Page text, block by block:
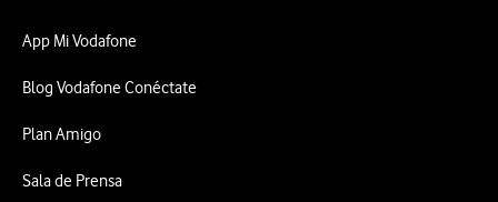
App Mi Vodafone
Blog Vodafone Conéctate
Plan Amigo
Sala de Prensa